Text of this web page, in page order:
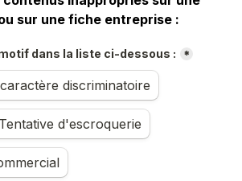
sur une fiche entreprise :
dans la liste ci-dessous : *
discriminatoire
d'escroquerie